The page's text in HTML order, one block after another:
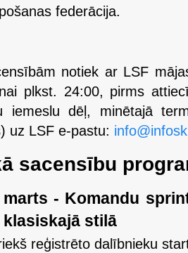
federācija.
notiek ar LSF
plkst. 24:00, pirms
iemeslu dēļ, minētajā
uz LSF e-pastu:
sacensību
marts - Komandu
klasiskajā stilā
reģistrēto dalībnieku